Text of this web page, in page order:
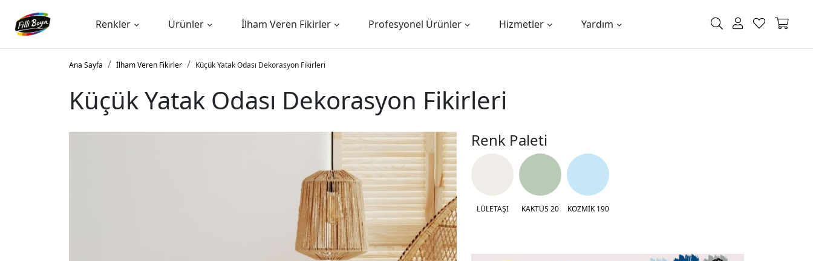
Renkler Ürünler İlham Veren Fikirler Profesyonel Ürünler Hizmetler Yardım
Ana Sayfa İlham Veren Fikirler Küçük Yatak Odası Dekorasyon Fikirleri
Küçük Yatak Odası Dekorasyon Fikirleri
Renk Paleti
LÜLETAŞI KAKTÜS 20 KOZMİK 190